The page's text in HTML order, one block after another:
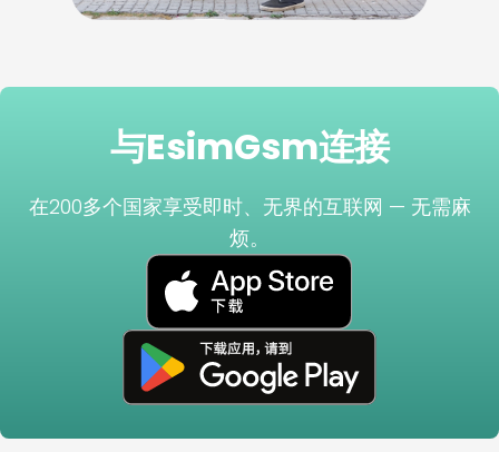
与EsimGsm连接
在200多个国家享受即时、无界的互联网 — 无需麻
烦。